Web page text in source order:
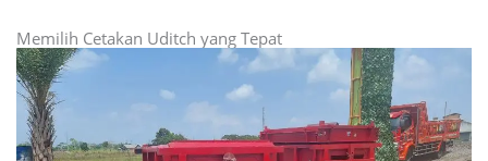
Memilih Cetakan Uditch yang Tepat